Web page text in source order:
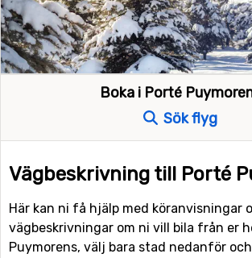
Boka i Porté
Sök flyg
Vägbeskrivning till Porté
Här kan ni få hjälp med köranvisningar
vägbeskrivningar om ni vill bila från er
Puymorens, välj bara stad nedanför